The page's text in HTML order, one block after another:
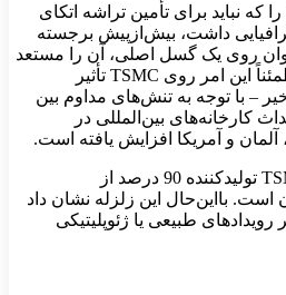
که نباید برای تأمین تراشه اتکای
داشت، بیش‌ازپیش برجسته
روی یک گسل اصلی، آن را مستعد
زلزله‌های مکرر می‌کند و مطمئناً این امر روی TSMC تأثیر
– با توجه به تنش‌های مداوم بین
کارخانه‌های بین‌المللی در
و آمریکا افزایش یافته است.
براساس برخی تخمین‌ها، TSMC تولیدکننده 90 درصد از
است. بااین‌حال این زلزله نشان داد
طبیعی یا ژئوپلیتیکی